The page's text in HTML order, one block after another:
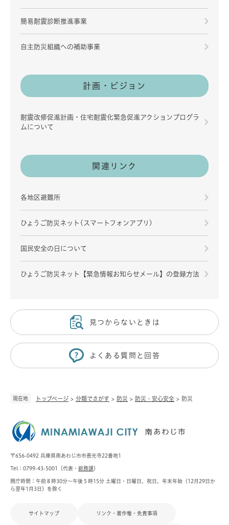
現在地 トップページ > 分類でさがす > 防災 > 防災・安心安全 > 防災
簡易耐震診断推進事業
自主防災組織への補助事業
計画・ビジョン
耐震改修促進計画・住宅耐震化緊急促進アクションプログラ
ムについて
関連リンク
各地区避難所
ひょうご防災ネット(スマートフォンアプリ)
国民安全の日について
ひょうご防災ネット【緊急情報お知らせメール】の登録方法
見つからないときは
よくある質問と回答
〒656-0492 兵庫県南あわじ市市善光寺22番地1
Tel：0799-43-5001（代表・ 総務課）
開庁時間：午前８時30分～午後５時15分 土曜日・日曜日、祝日、年末年始（12月29日か
ら翌年1月3日）を除く
サイトマップ リンク・著作権・免責事項